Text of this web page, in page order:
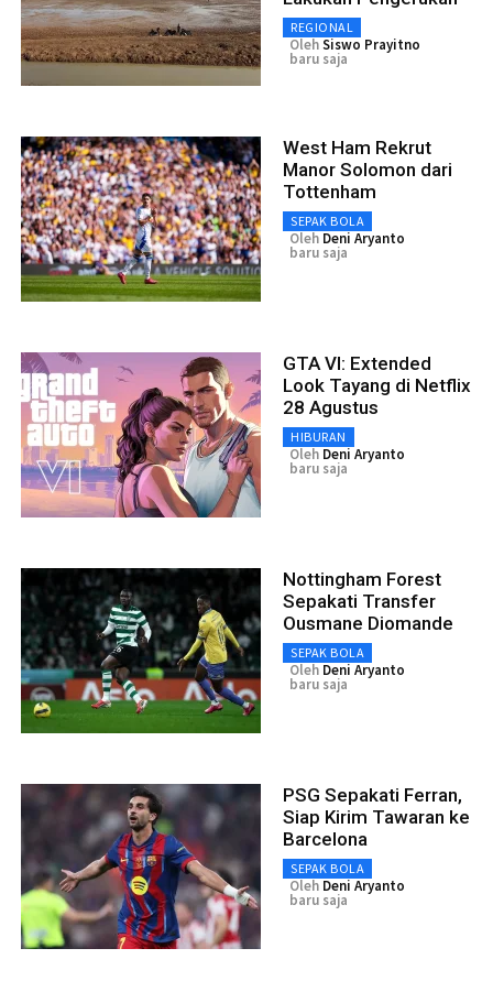
REGIONAL
OlehSiswo Prayitno
baru saja
West Ham Rekrut
Manor Solomon dari
Tottenham
SEPAK BOLA
Oleh Deni Aryanto
baru saja
GTA VI: Extended
Look Tayang di Netflix
28 Agustus
HIBURAN
Oleh Deni Aryanto
baru saja
Nottingham Forest
Sepakati Transfer
Ousmane Diomande
SEPAK BOLA
Oleh Deni Aryanto
baru saja
PSG Sepakati Ferran,
Siap Kirim Tawaran ke
Barcelona
SEPAK BOLA
Oleh Deni Aryanto
baru saja